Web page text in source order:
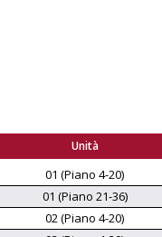
Unità
01 (Piano 4-20)
01 (Piano 21-36)
02 (Piano 4-20)